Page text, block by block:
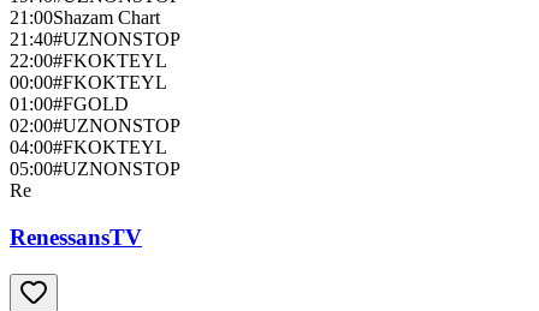
21:00Shazam Chart
21:40#UZNONSTOP
22:00#FKOKTEYL
00:00#FKOKTEYL
01:00#FGOLD
02:00#UZNONSTOP
04:00#FKOKTEYL
05:00#UZNONSTOP
Re
RenessansTV